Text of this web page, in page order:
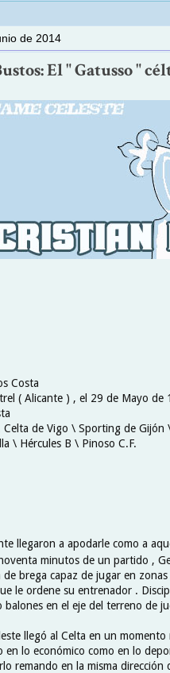
de 2014
El " Gatusso "
Costa
( Alicante ) , el 29 de Mayo de
Celta de Vigo \ Sporting de
\ Hércules B \ Pinoso C.F.
llegaron a apodarle como a
minutos de un partido ,
de brega capaz de jugar en
le ordene su entrenador .
balones en el eje del terreno de
llegó al Celta en un
en lo económico como en lo
remando en la misma